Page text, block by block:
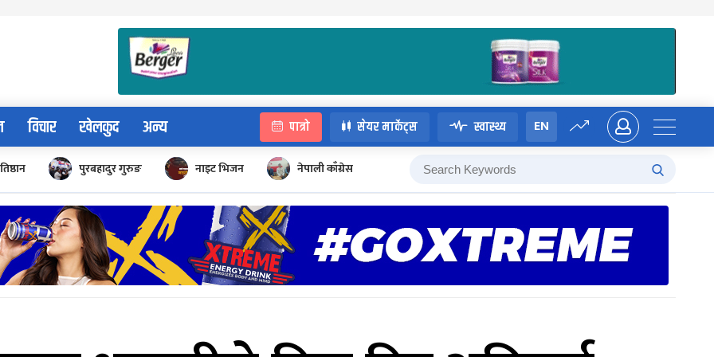
विचार खेलकुद अन्य पात्रो सेयर मार्केट्स स्वास्थ्य EN
पुरबहादुर गुरुङ नाइट भिजन नेपाली काँग्रेस